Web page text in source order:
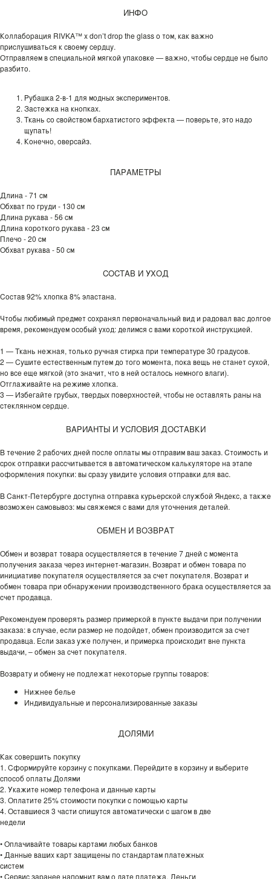
ИНФО
Коллаборация RIVKA™ x don’t drop the glass о том, как важно
прислушиваться к своему сердцу.
Отправляем в специальной мягкой упаковке — важно, чтобы сердце не было
разбито.
Рубашка 2-в-1 для модных экспериментов.
Застежка на кнопках.
Ткань со свойством бархатистого эффекта — поверьте, это надо
щупать!
Конечно, оверсайз.
ПАРАМЕТРЫ
Длина - 71 см
Обхват по груди - 130 см
Длина рукава - 56 см
Длина короткого рукава - 23 см
Плечо - 20 см
Обхват рукава - 50 см
СОСТАВ И УХОД
Состав 92% хлопка 8% эластана.
Чтобы любимый предмет сохранял первоначальный вид и радовал вас долгое
время, рекомендуем особый уход: делимся с вами короткой инструкцией.
1 — Ткань нежная, только ручная стирка при температуре 30 градусов.
2 — Сушите естественным путем до того момента, пока вещь не станет сухой,
но все еще мягкой (это значит, что в ней осталось немного влаги).
Отглаживайте на режиме хлопка.
3 — Избегайте грубых, твердых поверхностей, чтобы не оставлять раны на
стеклянном сердце.
ВАРИАНТЫ И УСЛОВИЯ ДОСТАВКИ
В течение 2 рабочих дней после оплаты мы отправим ваш заказ. Стоимость и
срок отправки рассчитывается в автоматическом калькуляторе на этапе
оформления покупки: вы сразу увидите условия отправки для вас.
В Санкт-Петербурге доступна отправка курьерской службой Яндекс, а также
возможен самовывоз: мы свяжемся с вами для уточнения деталей.
ОБМЕН И ВОЗВРАТ
Обмен и возврат товара осуществляется в течение 7 дней с момента
получения заказа через интернет-магазин. Возврат и обмен товара по
инициативе покупателя осуществляется за счет покупателя. Возврат и
обмен товара при обнаружении производственного брака осуществляется за
счет продавца.
Рекомендуем проверять размер примеркой в пункте выдачи при получении
заказа: в случае, если размер не подойдет, обмен производится за счет
продавца. Если заказ уже получен, и примерка происходит вне пункта
выдачи, – обмен за счет покупателя.
Возврату и обмену не подлежат некоторые группы товаров:
Нижнее белье
Индивидуальные и персонализированные заказы
ДОЛЯМИ
Как совершить покупку
1. Сформируйте корзину с покупками. Перейдите в корзину и выберите
способ оплаты Долями
2. Укажите номер телефона и данные карты
3. Оплатите 25% стоимости покупки с помощью карты
4. Оставшиеся 3 части спишутся автоматически с шагом в две
недели
• Оплачивайте товары картами любых банков
• Данные ваших карт защищены по стандартам платежных
систем
• Сервис заранее напомнит вам о дате платежа. Деньги